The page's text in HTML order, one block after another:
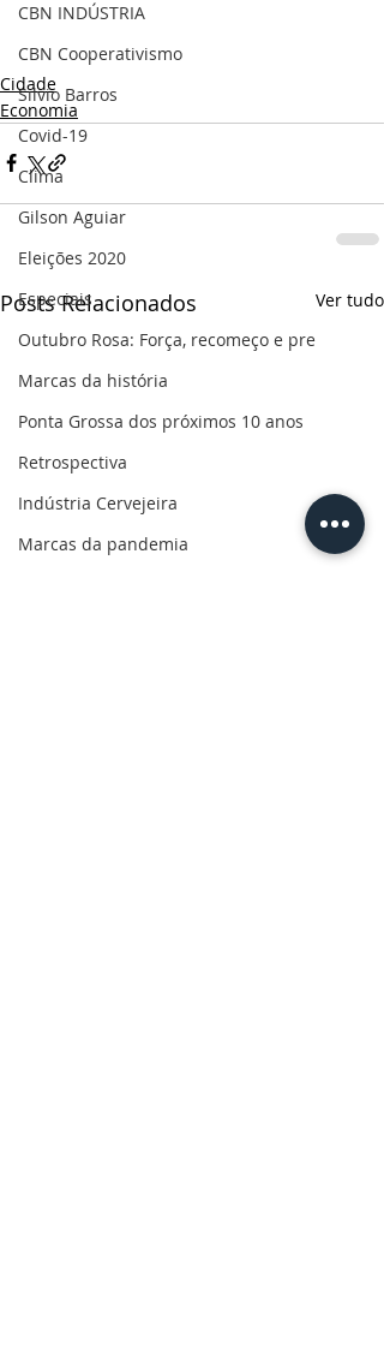
CBN INDÚSTRIA
CBN Cooperativismo
Silvio Barros
Covid-19
Clima
Gilson Aguiar
Eleições 2020
Especiais
Outubro Rosa: Força, recomeço e pre
Marcas da história
Ponta Grossa dos próximos 10 anos
Retrospectiva
Indústria Cervejeira
Marcas da pandemia
Cidade
Economia
Posts Relacionados Ver tudo